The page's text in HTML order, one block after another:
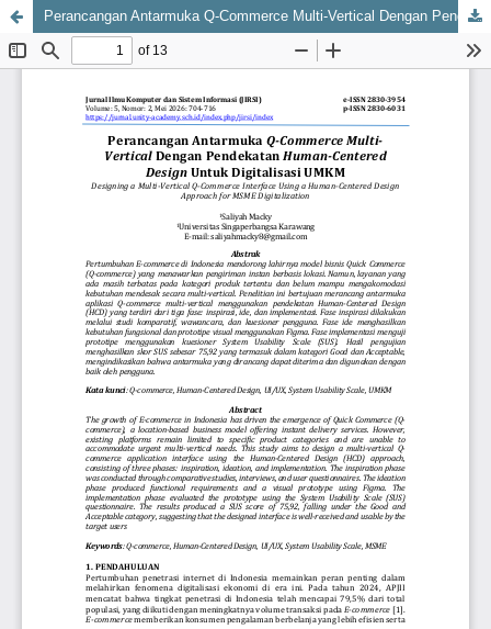
Perancangan Antarmuka Q-Commerce Multi-Vertical Dengan Pendekatan Human-Centered Design Untuk Digitalisasi UMKM